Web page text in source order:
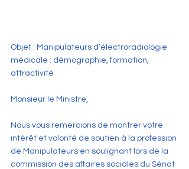
Objet : Manipulateurs d’électroradiologie
médicale : démographie, formation,
attractivité
Monsieur le Ministre,
Nous vous remercions de montrer votre
intérêt et volonté de soutien à la profession
de Manipulateurs en soulignant lors de la
commission des affaires sociales du Sénat